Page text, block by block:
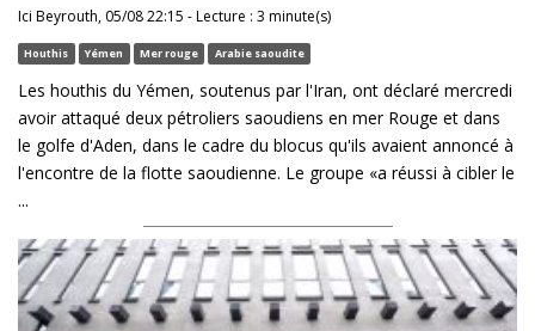
Ici Beyrouth, 05/08 22:15 - Lecture : 3 minute(s)
Houthis Yémen Mer rouge Arabie saoudite
Les houthis du Yémen, soutenus par l'Iran, ont déclaré mercredi
avoir attaqué deux pétroliers saoudiens en mer Rouge et dans
le golfe d'Aden, dans le cadre du blocus qu'ils avaient annoncé à
l'encontre de la flotte saoudienne. Le groupe «a réussi à cibler le
...